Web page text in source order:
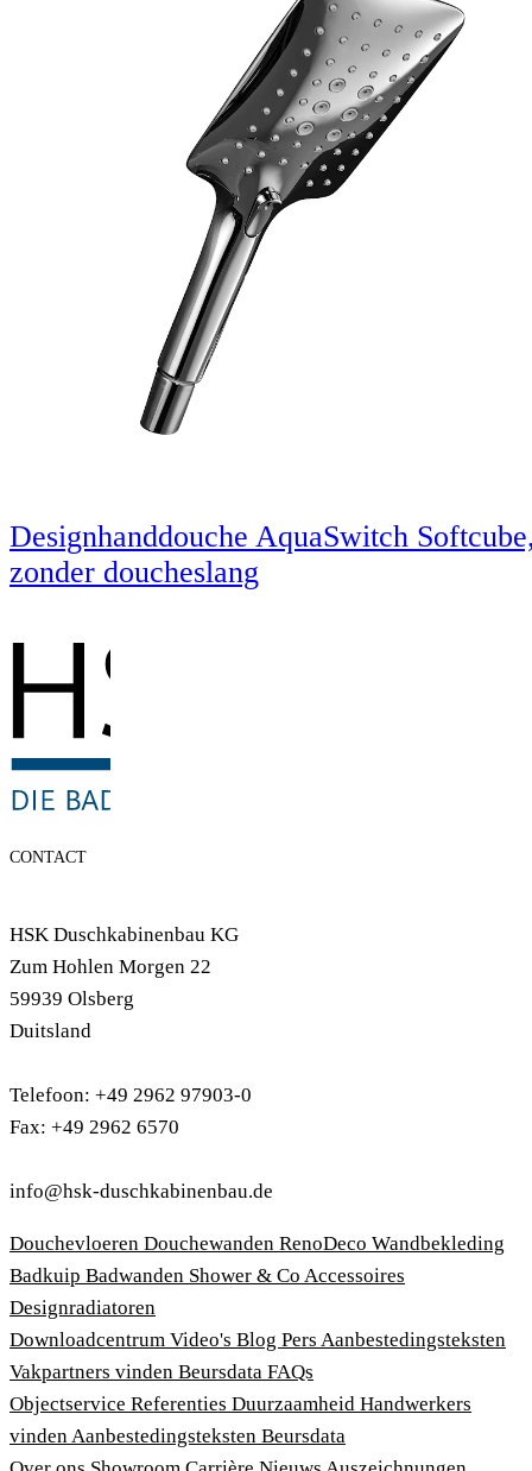
Designhanddouche AquaSwitch
zonder doucheslang
CONTACT
HSK Duschkabinenbau KG
Zum Hohlen Morgen 22
59939 Olsberg
Duitsland
Telefoon: +49 2962 97903-0
Fax: +49 2962 6570
info@hsk-duschkabinenbau.de
Douchevloeren Douchewanden RenoDeco Wandbekleding
Badkuip Badwanden Shower & Co Accessoires
Designradiatoren
Downloadcentrum Video's Blog Pers Aanbestedingsteksten
Vakpartners vinden Beursdata FAQs
Objectservice Referenties Duurzaamheid Handwerkers
vinden Aanbestedingsteksten Beursdata